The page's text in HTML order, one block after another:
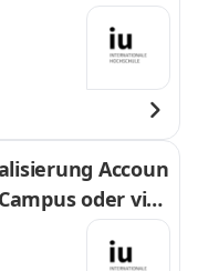
Accoun
oder virt